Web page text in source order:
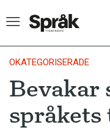
Hem
Artiklar
OKATEGORISERADE
Bevakar
språkets